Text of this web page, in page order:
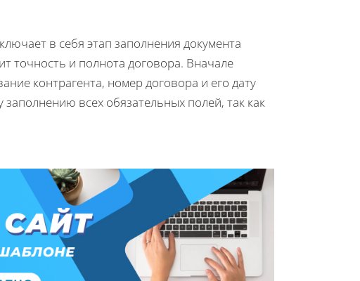
в себя этап заполнения документа
точность и полнота договора. Вначале
контрагента, номер договора и его дату
всех обязательных полей, так как